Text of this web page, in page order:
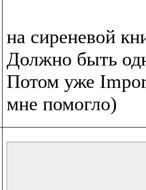
на сиреневой
Должно быть
Потом уже